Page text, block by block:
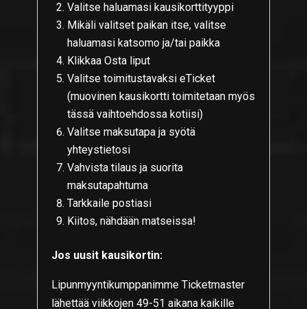
Valitse haluamasi kausikorttityyppi
Mikäli valitset paikan itse, valitse
haluamasi katsomo ja/tai paikka
Klikkaa Osta liput
Valitse toimitustavaksi eTicket
(muovinen kausikortti toimitetaan myös
tässä vaihtoehdossa kotiisi)
Valitse maksutapa ja syötä
yhteystietosi
Vahvista tilaus ja suorita
maksutapahtuma
Tarkkaile postiasi
Kiitos, nähdään matseissa!
Jos uusit kausikortin:
Lipunmyyntikumppanimme Ticketmaster
lähettää viikkojen 49-51 aikana kaikille